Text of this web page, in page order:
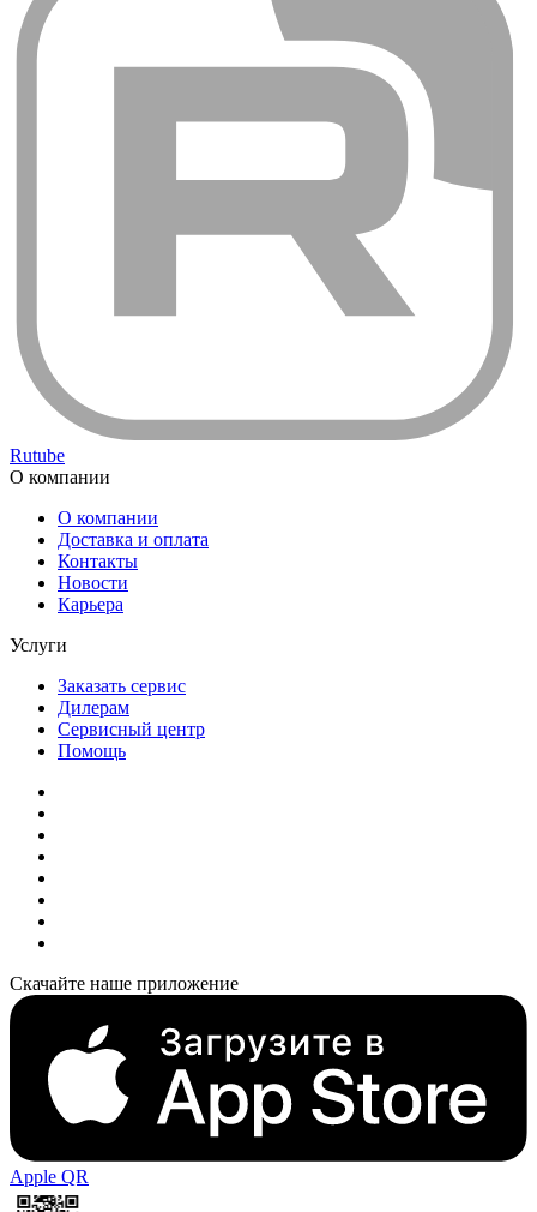
Rutube
О компании
О компании
Доставка и оплата
Контакты
Новости
Карьера
Услуги
Заказать сервис
Дилерам
Сервисный центр
Помощь
Скачайте наше приложение
Apple QR